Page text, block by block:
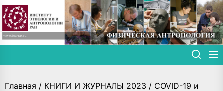
Skip
to
the
content
Главная / КНИГИ И ЖУРНАЛЫ 2023 / COVID-19 и